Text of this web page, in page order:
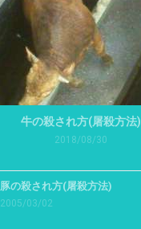
牛の殺され方(屠殺方法)
2018/08/30
豚の殺され方(屠殺方法)
2005/03/02